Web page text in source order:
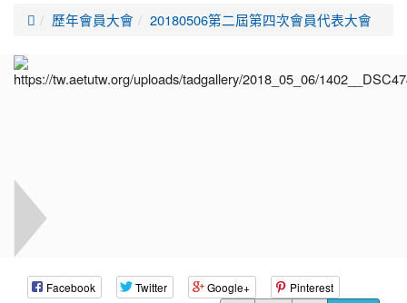
 歷年會員大會 20180506第二屆第四次會員代表大會
Facebook Twitter Google+ Pinterest